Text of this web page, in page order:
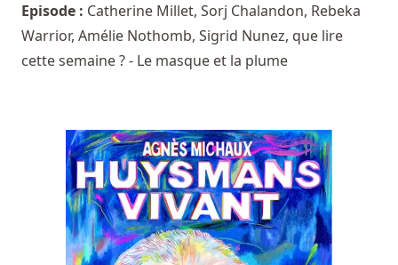
Episode : Catherine Millet, Sorj Chalandon, Rebeka
Warrior, Amélie Nothomb, Sigrid Nunez, que lire
cette semaine ? - Le masque et la plume